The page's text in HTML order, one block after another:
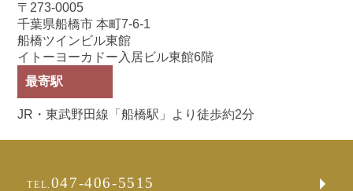
〒273-0005
千葉県船橋市 本町7-6-1
船橋ツインビル東館
イトーヨーカドー入居ビル東館6階
最寄駅
JR・東武野田線「船橋駅」より徒歩約2分
TEL. 047-406-5515